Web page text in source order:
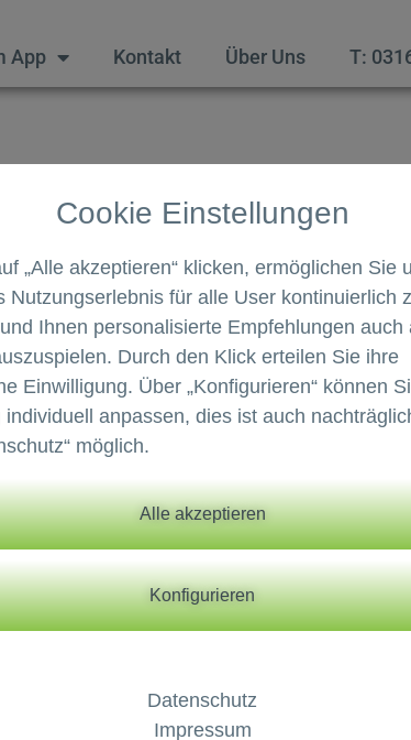
App Kontakt Über Uns T:
Stainz ist weiterhin digital,
Genauer gesagt: Die Daheim
ausgebaut: Die neue Version
Dreh- und Angelpunkt für die
unserer Marktgemeinde zur
Sie vernetzt Menschen in und
dient als Ihr persönliches
Gemeinde und punktet mit
Cookie Einstellungen
„Alle akzeptieren“ klicken, ermöglichen Sie
Nutzungserlebnis für alle User kontinuierlich
Ihnen personalisierte Empfehlungen auch
Durch den Klick erteilen Sie ihre
Einwilligung. Über „Konfigurieren“ können
individuell anpassen, dies ist auch
möglich.
Alle akzeptieren
Konfigurieren
Datenschutz
Impressum